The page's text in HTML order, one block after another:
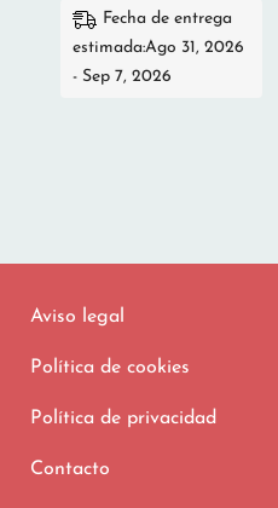
Fecha de entrega
estimada:Ago 31, 2026
- Sep 7, 2026
Aviso legal
Política de cookies
Política de privacidad
Contacto